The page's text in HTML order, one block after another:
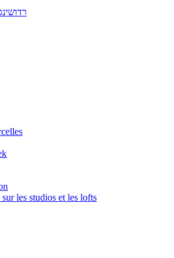
les studios et les lofts